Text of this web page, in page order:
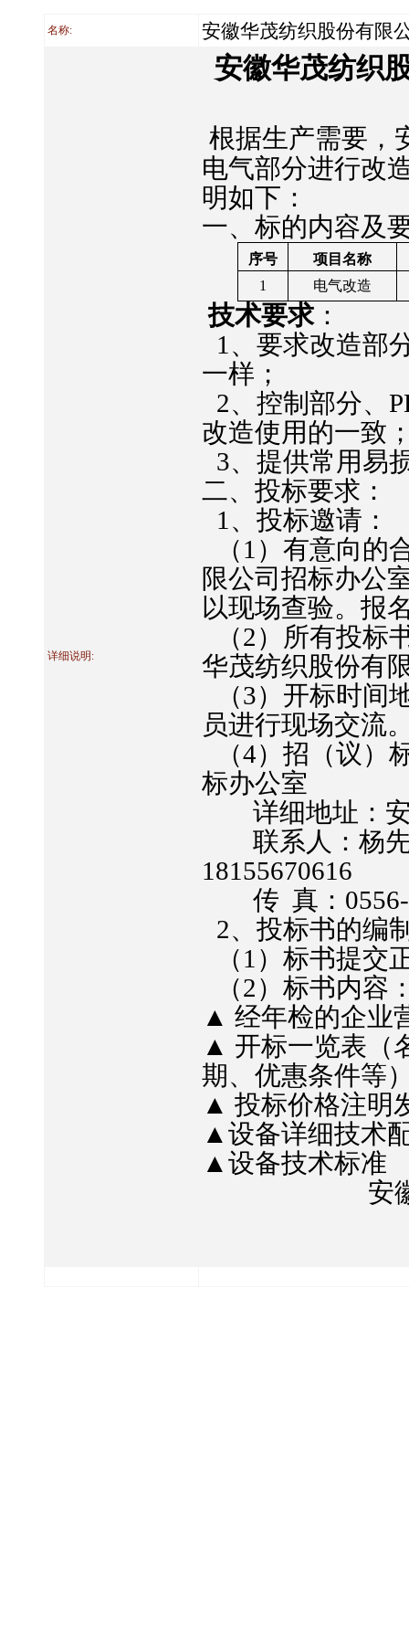
名称: 安徽华茂纺织股份有限
详细说明:
安徽华茂纺织
根据生产需要，
电气部分进行改
明如下：
一、标的内容及
序号
项目名称
1
电气改造
技术要求：
1 、要求改造部
一样；
2、控制部分、
改造使用的一致
3、提供常用易
二、投标要求：
1 、投标邀请：
（1 ）有意向的
限公司招标办公
以现场查验。报
（2）所有投标
华茂纺织股份有
（3）开标时间
员进行现场交流
（4）招（议）
标办公室
详细地址：
联系人：杨
18155670616
传 真：
2、投标书的编
（1 ）标书提交
（2）标书内容
▲ 经年检的企业
▲ 开标一览表（
期、优惠条件等
▲ 投标价格注明
▲设备详细技术
▲设备技术标准
安